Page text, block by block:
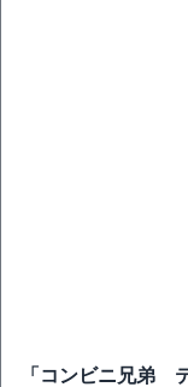
「コンビニ兄弟